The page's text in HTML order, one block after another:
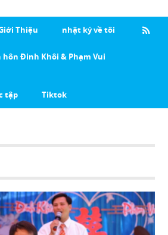
Thiệu nhật ký về tôi
hôn Đinh Khôi & Phạm Vui
tập Tiktok